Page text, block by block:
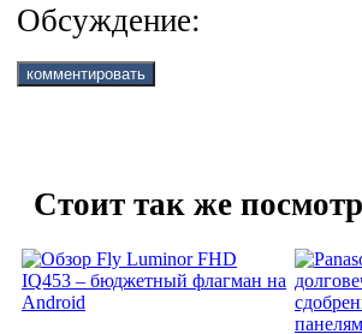
Обсуждение:
Стоит так же